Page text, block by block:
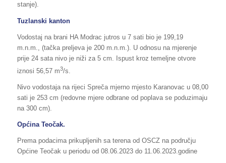
stanje).
Tuzlanski kanton
Vodostaj na brani HA Modrac jutros u 7 sati bio je 199,19
m.n.m., (tačka preljeva je 200 m.n.m.). U odnosu na mjerenje
prije 24 sata nivo je niži za 5 cm. Ispust kroz temeljne otvore
iznosi 56,57 m3/s.
Nivo vodostaja na rijeci Spreča mjerno mjesto Karanovac u 08,00
sati je 253 cm (redovne mjere odbrane od poplava se poduzimaju
na 300 cm).
Općina Teočak.
Prema podacima prikupljenih sa terena od OSCZ na području
Općine Teočak u periodu od 08.06.2023 do 11.06.2023.godine